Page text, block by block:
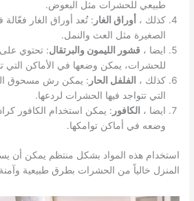
طبيعي للحشرات مثل البعوض.
كذلك ، أوراق الغار : تُعد أوراق الغار
الصغيرة مثل العث والنمل.
ايضا ،قشور الليمون والبرتقال: تحتوي
للحشرات، يمكن وضعها في الأماكن التي
كذلك ، الفلفل الحار : يمكن رش مسحوق
التي تتواجد فيها الحشرات لردعها.
ايضا ، الكافور : يمكن استخدام الكافور
وضعه في أماكن توامكها.
استخدام هذه المواد بشكل منتظم يمكن أن
المنزل خالياً من الحشرات بطرق طبيعية